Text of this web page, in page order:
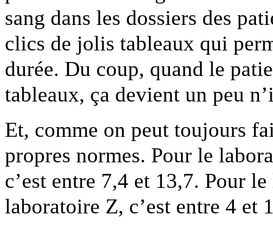
sang dans les dossiers des
clics de jolis tableaux qui
durée. Du coup, quand le
tableaux, ça devient un peu
Et, comme on peut toujours
propres normes. Pour le
c’est entre 7,4 et 13,7. Pour
laboratoire Z, c’est entre 4 et